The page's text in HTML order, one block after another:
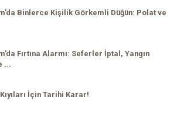
Binlerce Kişilik Görkemli Düğün: Polat ve
Fırtına Alarmı: Seferler İptal, Yangın
...
İçin Tarihi Karar!